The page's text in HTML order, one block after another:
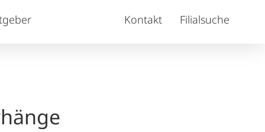
Kontakt Filialsuche